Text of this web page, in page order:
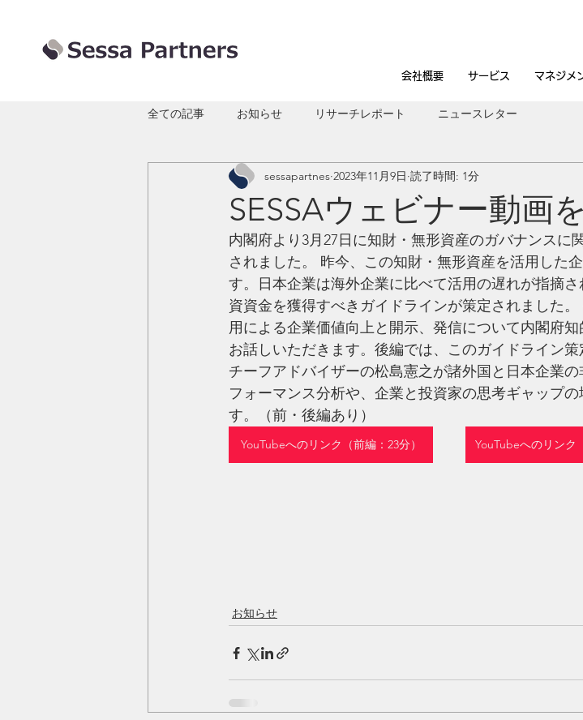
会社概要 サービス マネジメ
全ての記事 お知らせ リサーチレポート ニュースレター
SESSAウェビナー動画
sessapartnes 2023年11月9日 読了時間: 1分
内閣府より3月27日に知財・無形資産のガバナンスに
されました。 昨今、この知財・無形資産を活用した
す。日本企業は海外企業に比べて活用の遅れが指摘
資資金を獲得すべきガイドラインが策定されました
用による企業価値向上と開示、発信について内閣府
お話しいただきます。後編では、このガイドライン
チーフアドバイザーの松島憲之が諸外国と日本企業
フォーマンス分析や、企業と投資家の思考ギャップ
す。（前・後編あり）
YouTubeへのリンク（前編：23分）
お知らせ